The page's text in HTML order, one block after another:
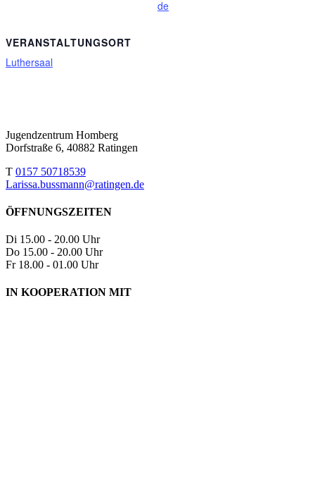
VERANSTALTUNGSORT
Luthersaal
de
Jugendzentrum Homberg
Dorfstraße 6, 40882 Ratingen
T 0157 50718539
Larissa.bussmann@ratingen.de
ÖFFNUNGSZEITEN
Di 15.00 - 20.00 Uhr
Do 15.00 - 20.00 Uhr
Fr18.00 - 01.00 Uhr
IN KOOPERATION MIT